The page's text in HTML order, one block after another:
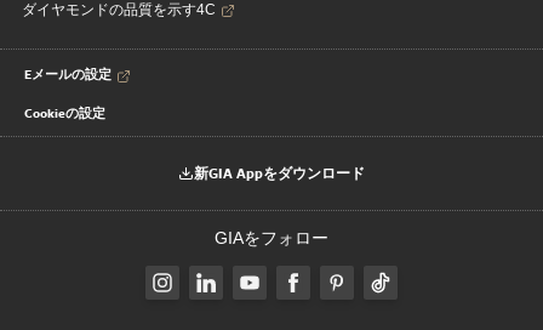
ダイヤモンドの品質を示す4C
Eメールの設定
Cookieの設定
新GIA Appをダウンロード
GIAをフォロー